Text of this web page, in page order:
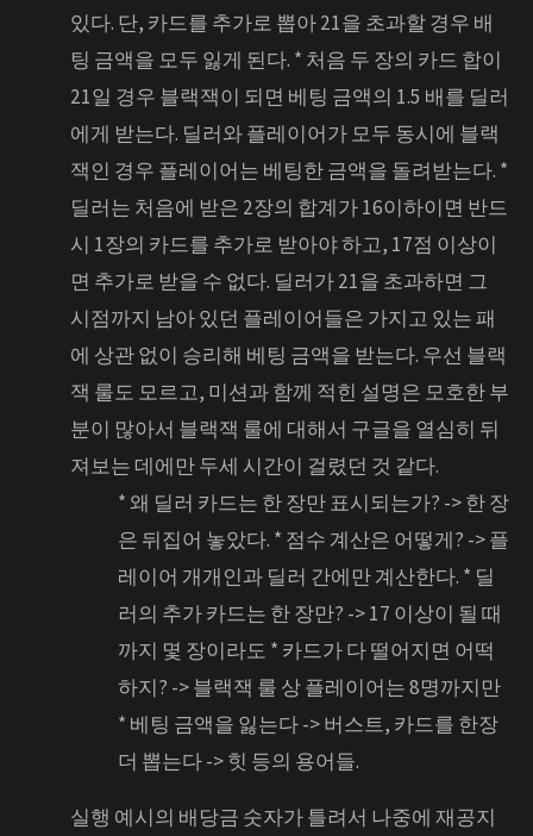
있다. 단, 카드를 추가로 뽑아 21을 초과할 경우 배
팅 금액을 모두 잃게 된다. * 처음 두 장의 카드 합이
21일 경우 블랙잭이 되면 베팅 금액의 1.5 배를 딜러
에게 받는다. 딜러와 플레이어가 모두 동시에 블랙
잭인 경우 플레이어는 베팅한 금액을 돌려받는다. *
딜러는 처음에 받은 2장의 합계가 16이하이면 반드
시 1장의 카드를 추가로 받아야 하고, 17점 이상이
면 추가로 받을 수 없다. 딜러가 21을 초과하면 그
시점까지 남아 있던 플레이어들은 가지고 있는 패
에 상관 없이 승리해 베팅 금액을 받는다. 우선 블랙
잭 룰도 모르고, 미션과 함께 적힌 설명은 모호한 부
분이 많아서 블랙잭 룰에 대해서 구글을 열심히 뒤
져보는 데에만 두세 시간이 걸렸던 것 같다.
* 왜 딜러 카드는 한 장만 표시되는가? -> 한 장
은 뒤집어 놓았다. * 점수 계산은 어떻게? -> 플
레이어 개개인과 딜러 간에만 계산한다. * 딜
러의 추가 카드는 한 장만? -> 17 이상이 될 때
까지 몇 장이라도 * 카드가 다 떨어지면 어떡
하지? -> 블랙잭 룰 상 플레이어는 8명까지만
* 베팅 금액을 잃는다 -> 버스트, 카드를 한장
더 뽑는다 -> 힛 등의 용어들.
실행 예시의 배당금 숫자가 틀려서 나중에 재공지